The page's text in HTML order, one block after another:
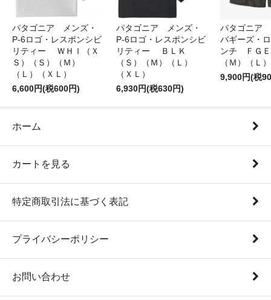
パタゴニア メンズ・
P-6ロゴ・レスポンシビ
リティー ＷＨＩ（Ｘ
Ｓ）（Ｓ）（Ｍ）
（Ｌ）（ＸＬ）
6,600円(税600円)
パタゴニア メンズ・
P-6ロゴ・レスポンシビ
リティー ＢＬＫ
（Ｓ）（Ｍ）（Ｌ）
（ＸＬ）
6,930円(税630円)
パタゴニア
バギーズ・
ンチ ＦＧ
（Ｍ）（Ｌ
9,900円(税
ホーム
カートを見る
特定商取引法に基づく表記
プライバシーポリシー
お問い合わせ